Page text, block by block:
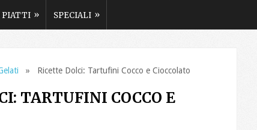
PIATTI » SPECIALI »
» Ricette Dolci: Tartufini Cocco e Cioccolato
TARTUFINI COCCO E